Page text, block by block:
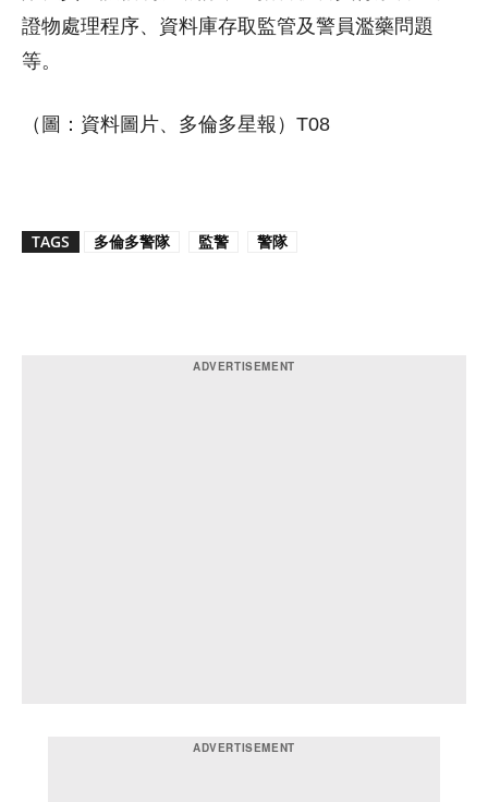
證物處理程序、資料庫存取監管及警員濫藥問題
等。
（圖：資料圖片、多倫多星報）T08
TAGS 多倫多警隊 監警 警隊